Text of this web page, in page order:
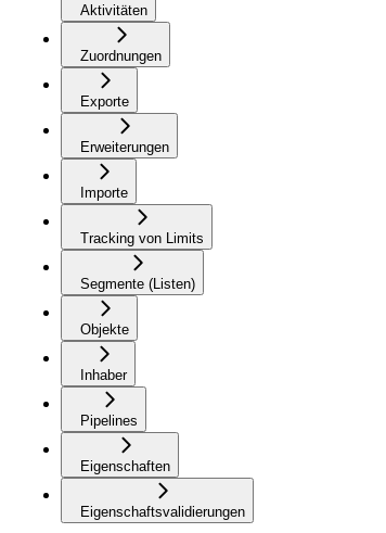
Aktivitäten
Zuordnungen
Exporte
Erweiterungen
Importe
Tracking von Limits
Segmente (Listen)
Objekte
Inhaber
Pipelines
Eigenschaften
Eigenschaftsvalidierungen